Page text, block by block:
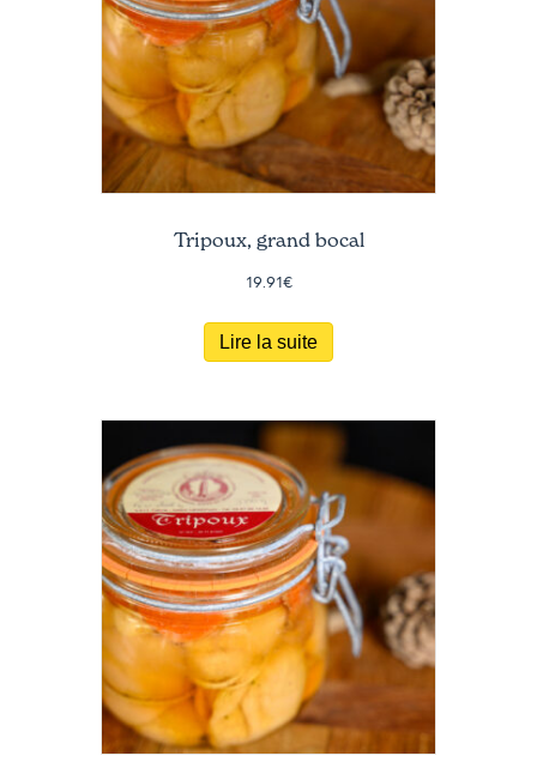
Tripoux, grand bocal
19.91€
Lire la suite